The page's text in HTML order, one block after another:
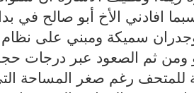
الأخ أبو صالح في
سميكة ومبني على نظام
ومن ثم الصعود عبر درجات
للمتحف رغم صغر المساحة